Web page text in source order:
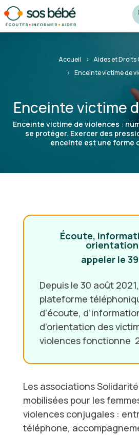
Accueil
Aides et Droits
Enceinte victime de
Enceinte victime
Enceinte victime de violences :
se protéger. Exercer des
enceinte est une forme
Écoute,
appeler le
Depuis le 30 août
plateforme
d’écoute,
d’orientation des
violences fonctionne
Les associations
mobilisées pour les
violences conjugales :
téléphone,